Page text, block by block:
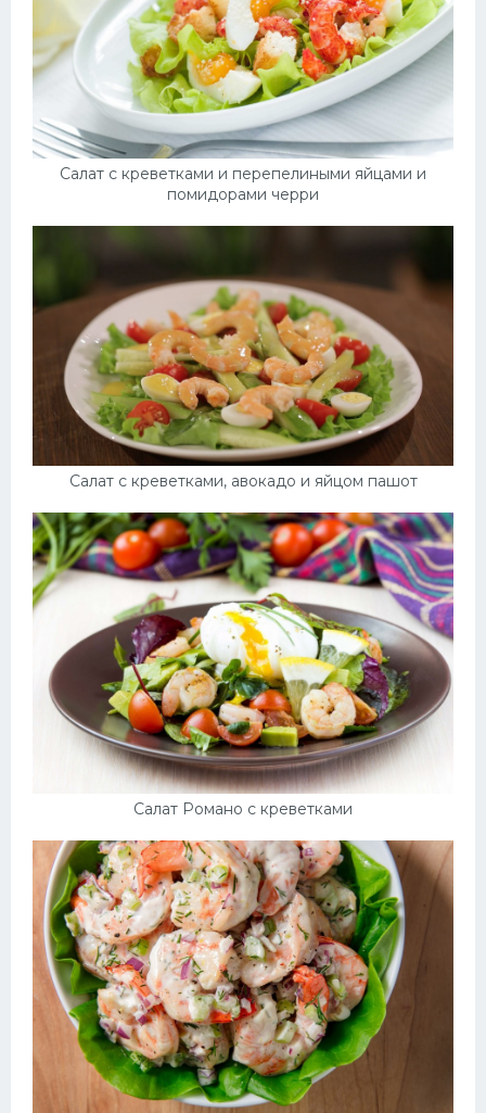
Салат с креветками и перепелиными яйцами и
помидорами черри
Салат с креветками, авокадо и яйцом пашот
Салат Романо с креветками